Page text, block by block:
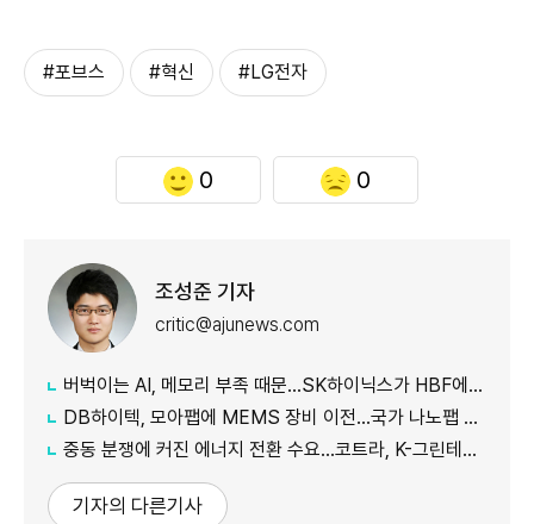
#포브스 #혁신 #LG전자
0 0
조성준 기자
critic@ajunews.com
버벅이는 AI, 메모리 부족 때문…SK하이닉스가 HBF에 집중하는 이유
DB하이텍, 모아팹에 MEMS 장비 이전…국가 나노팹 공정 지원
중동 분쟁에 커진 에너지 전환 수요…코트라, K-그린테크 수출길 넓힌다
기자의 다른기사